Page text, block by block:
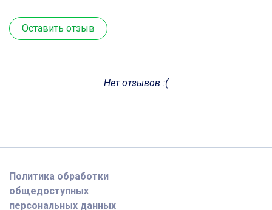
Оставить отзыв
Нет отзывов :(
Политика обработки
общедоступных
персональных данных